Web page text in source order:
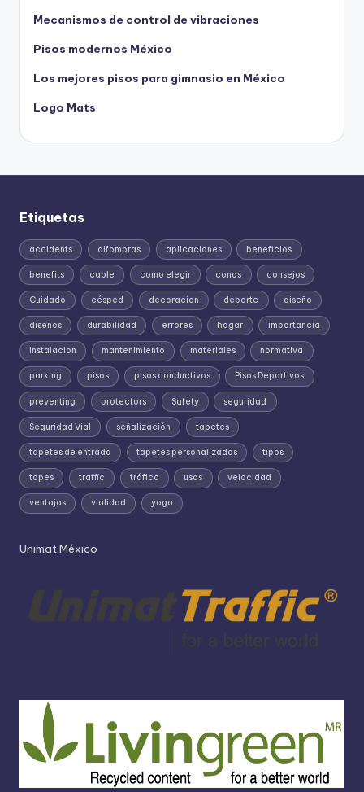
Mecanismos de control de vibraciones
Pisos modernos México
Los mejores pisos para gimnasio en México
Logo Mats
Etiquetas
accidents alfombras aplicaciones beneficios
benefits cable como elegir conos consejos
Cuidado césped decoracion deporte diseño
diseños durabilidad errores hogar importancia
instalacion mantenimiento materiales normativa
parking pisos pisos conductivos Pisos Deportivos
preventing protectors Safety seguridad
Seguridad Vial señalización tapetes
tapetes de entrada tapetes personalizados tipos
topes traffic tráfico usos velocidad
ventajas vialidad yoga
Unimat México